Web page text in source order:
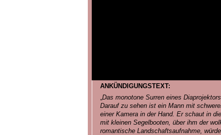
ANKÜNDIGUNGSTEXT:
„Das monotone Surren eines
Darauf zu sehen ist ein Mann mit
einer Kamera in der Hand. Er schaut in
mit kleinen Segelbooten, über ihm der
romantische Landschaftsaufnahme,